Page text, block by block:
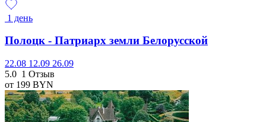
1 день
Полоцк - Патриарх земли Белорусской
22.08 12.09 26.09
5.0 1 Отзыв
от 199 BYN